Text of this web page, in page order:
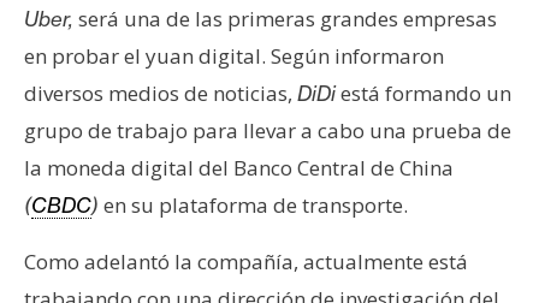
n
E
t
h
e
r
u
Uber, será una de las primeras grandes empresas
en probar el yuan digital. Según informaron
diversos medios de noticias, DiDiestá formando un
grupo de trabajo para llevar a cabo una prueba de
la moneda digital del Banco Central de China
(CBDC) en su plataforma de transporte.
Como adelantó la compañía, actualmente está